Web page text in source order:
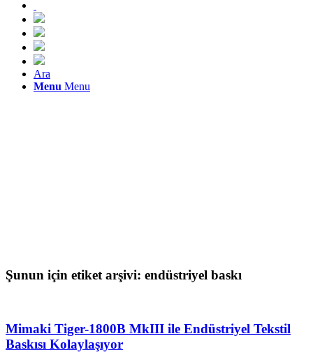
Ara
Menu Menu
Şunun için etiket arşivi: endüstriyel baskı
Mimaki Tiger-1800B MkIII ile Endüstriyel Tekstil
Baskısı Kolaylaşıyor